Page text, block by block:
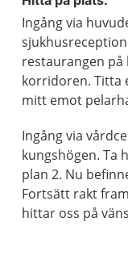
Ingång via
restaurangen
korridoren. Titta
mitt emot
Ingång via
kungshögen. Ta
plan 2. Nu
Fortsätt rakt
hittar oss på